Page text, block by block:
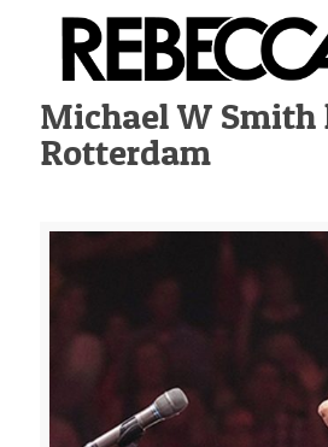
Michael W
Rotterdam